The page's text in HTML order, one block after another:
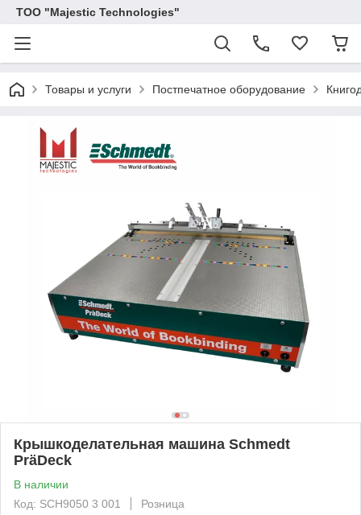
ТОО "Majestic Technologies"
Товары и услуги Постпечатное оборудование
Крышкоделательная машина Schmedt
PräDeck
В наличии
Код: SCH9050 3 001
Розница